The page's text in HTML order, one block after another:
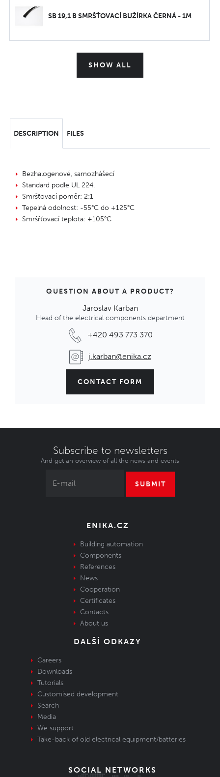
SB 19,1 B SMRŠŤOVACÍ BUŽÍRKA ČERNÁ - 1M
SHOW ALL
DESCRIPTION FILES
Bezhalogenové, samozhášecí
Standard podle UL 224.
Smršťovací poměr: 2:1
Tepelná odolnost: -55°C do +125°C
Smršřťovací teplota: +105°C
QUESTION ABOUT A PRODUCT?
Jaroslav Karban
Head of the electrical components department
+420 493 773 370
j.karban@enika.cz
CONTACT FORM
Subscribe to newsletters
And get an overview of all the news and events
SUBMIT
ENIKA.CZ
Building automation
Components
References
News
Cooperation
Certificates
Contacts
About us
DALŠÍ ODKAZY
Careers
Downloads
Tutorials
Customised development
Search
Media
We support
Take-back of old electrical equipment/batteries
SOCIAL NETWORKS